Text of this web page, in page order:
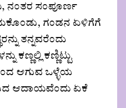
ನಂತರ ಸಂಪೂರ್ಣ
ಗಂಡನ ಏಳಿಗೆಗೆ
ತನ್ನವರೆಂದು
ಕಣ್ಣಲ್ಲಿ ಕಣ್ಣಿಟ್ಟು
ಆಗುವ ಒಳ್ಳೆಯ
ಆದಾಯವೆಂದು ಏಕೆ